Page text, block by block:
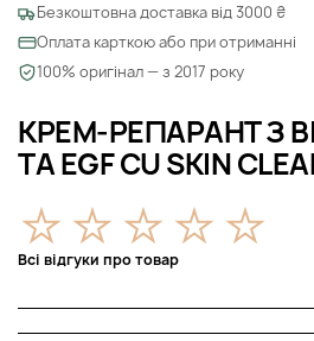
КРЕМ-РЕПАРАНТ З
ТА EGF CU SKIN
Всі відгуки про товар
Безкоштовна доставка від 3000 ₴
Оплата карткою або при отриманні
100% оригінал — з 2017 року